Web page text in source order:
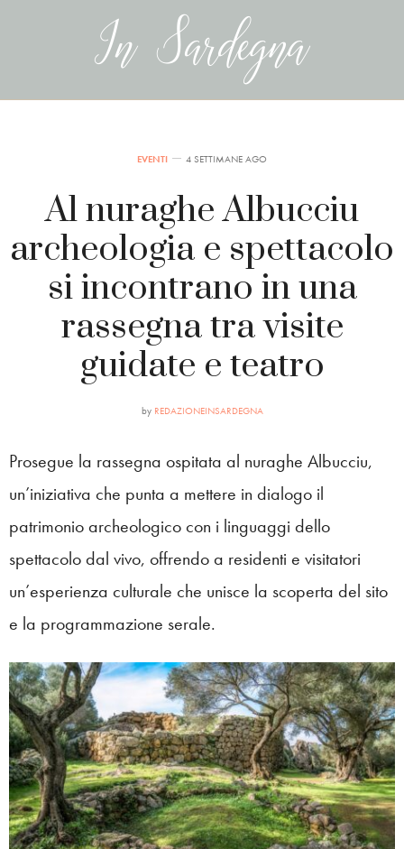
EVENTI 4 SETTIMANE AGO
Al nuraghe Albucciu
archeologia e spettacolo
si incontrano in una
rassegna tra visite
guidate e teatro
by REDAZIONEINSARDEGNA
Prosegue la rassegna ospitata al nuraghe Albucciu,
un’iniziativa che punta a mettere in dialogo il
patrimonio archeologico con i linguaggi dello
spettacolo dal vivo, offrendo a residenti e visitatori
un’esperienza culturale che unisce la scoperta del sito
e la programmazione serale.